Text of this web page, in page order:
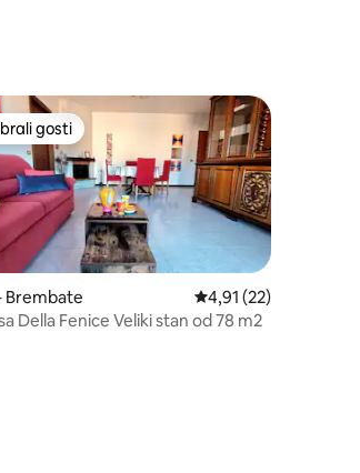
gosti
gosti
Brembate Prosječna ocjena:
4,91 (22)
La Casa Della Fenice Veliki stan od 78 m2